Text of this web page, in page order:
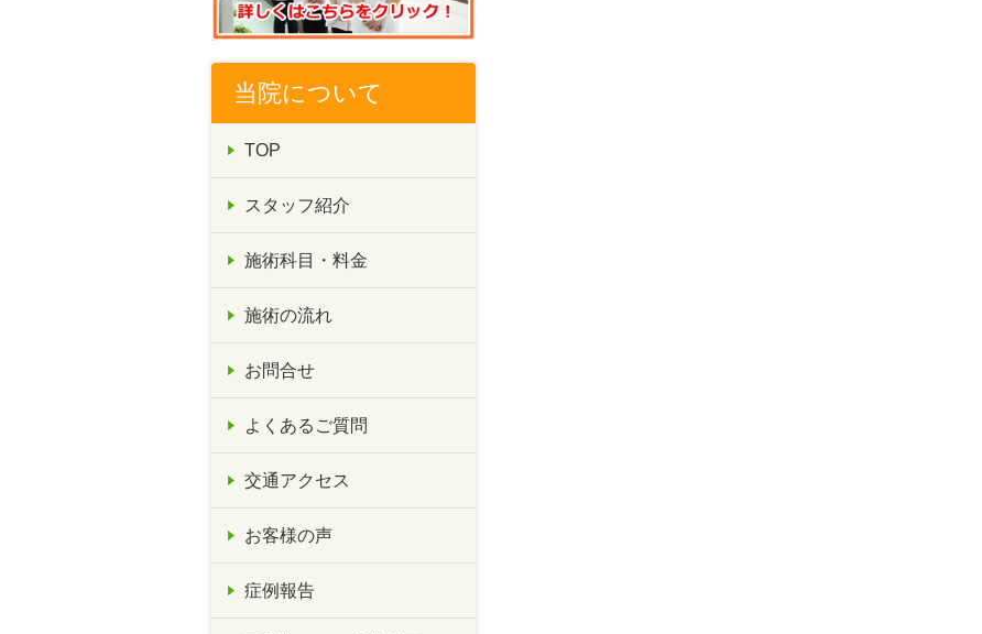
当院について
TOP
スタッフ紹介
施術科目・料金
施術の流れ
お問合せ
よくあるご質問
交通アクセス
お客様の声
症例報告